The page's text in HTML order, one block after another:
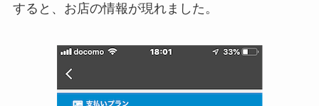
すると、お店の情報が現れました。